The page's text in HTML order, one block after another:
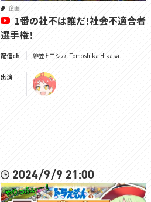
企画
1番の社不は誰だ！社会不適合者
選手権！
配信ch 緋笠トモシカ - Tomoshika Hikasa -
出演
2024/9/9 21:00